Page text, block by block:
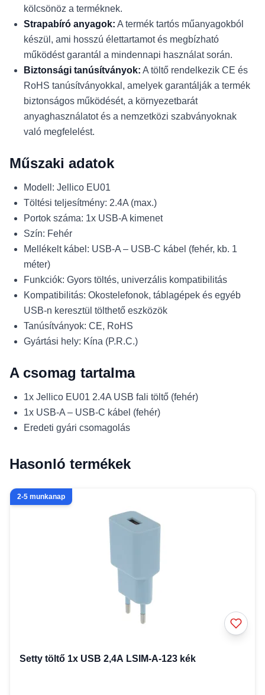
kölcsönöz a terméknek.
Strapabíró anyagok: A termék tartós műanyagokból
készül, ami hosszú élettartamot és megbízható
működést garantál a mindennapi használat során.
Biztonsági tanúsítványok: A töltő rendelkezik CE és
RoHS tanúsítványokkal, amelyek garantálják a termék
biztonságos működését, a környezetbarát
anyaghasználatot és a nemzetközi szabványoknak
való megfelelést.
Műszaki adatok
Modell: Jellico EU01
Töltési teljesítmény: 2.4A (max.)
Portok száma: 1x USB-A kimenet
Szín: Fehér
Mellékelt kábel: USB-A – USB-C kábel (fehér, kb. 1
méter)
Funkciók: Gyors töltés, univerzális kompatibilitás
Kompatibilitás: Okostelefonok, táblagépek és egyéb
USB-n keresztül tölthető eszközök
Tanúsítványok: CE, RoHS
Gyártási hely: Kína (P.R.C.)
A csomag tartalma
1x Jellico EU01 2.4A USB fali töltő (fehér)
1x USB-A – USB-C kábel (fehér)
Eredeti gyári csomagolás
Hasonló termékek
2-5 munkanap
Setty töltő 1x USB 2,4A LSIM-A-123 kék